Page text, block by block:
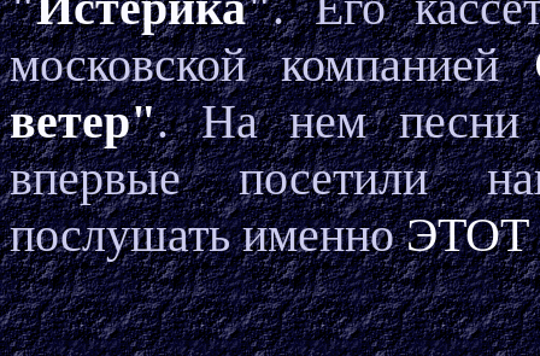
московской компанией
ветер". На нем песни
впервые посетили
послушать именноЭТОТ